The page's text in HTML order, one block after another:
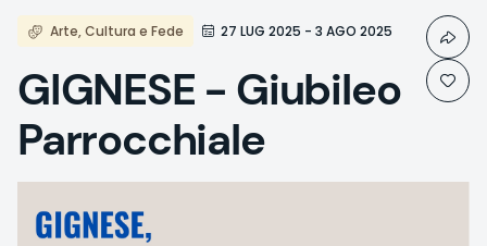
Arte, Cultura e Fede 27 LUG 2025 - 3 AGO 2025
GIGNESE - Giubileo
Parrocchiale